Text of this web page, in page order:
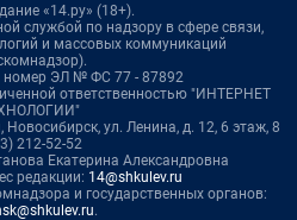
«14.ру» (18+).
службой по надзору в сфере связи,
и массовых коммуникаций
номер ЭЛ № ФС 77 - 87892
ответственностью "ИНТЕРНЕТ
ул. Ленина, д. 12, 6 этаж, 8
212-52-52
Екатерина Александровна
редакции: 14@shkulev.ru
и государственных органов:
.